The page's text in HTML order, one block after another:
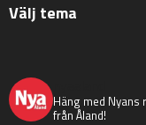
Välj tema
Häng med Nyans
från Åland!